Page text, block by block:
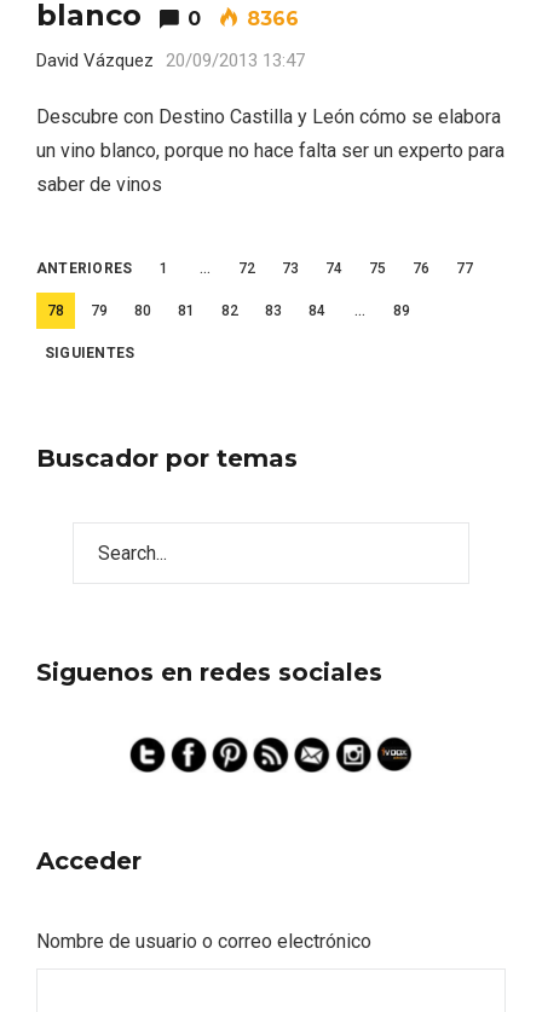
blanco
0 8366
David Vázquez 20/09/2013 13:47
Descubre con Destino Castilla y León cómo se elabora
un vino blanco, porque no hace falta ser un experto para
saber de vinos
Paginación
de
entradas
ANTERIORES 1 … 72 73 74 75 76 77
78 79 80 81 82 83 84 … 89
SIGUIENTES
Buscador por temas
Siguenos en redes sociales
Acceder
Nombre de usuario o correo electrónico
Semana Santa en la Ribera del Duero